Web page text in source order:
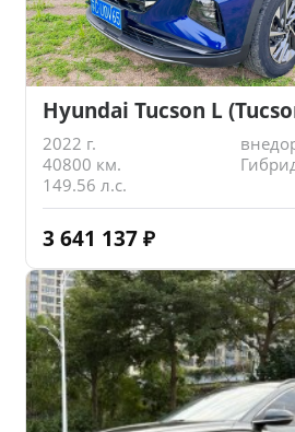
Hyundai Tucson L
2022 г.
40800 км.
149.56 л.с.
3 641 137 ₽